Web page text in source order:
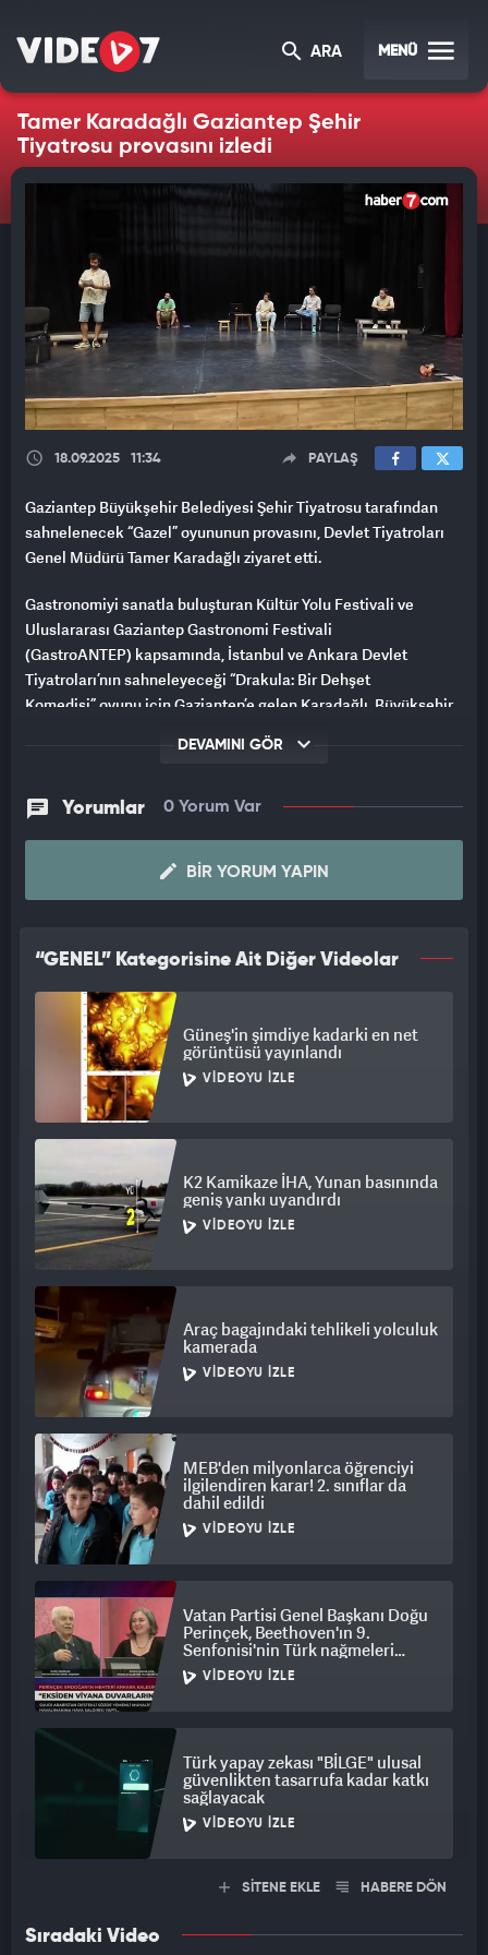
ARA MENÜ
Tamer Karadağlı Gaziantep Şehir
Tiyatrosu provasını izledi
18.09.2025 11:34 PAYLAŞ
Gaziantep Büyükşehir Belediyesi Şehir Tiyatrosu tarafından
sahnelenecek “Gazel” oyununun provasını, Devlet Tiyatroları
Genel Müdürü Tamer Karadağlı ziyaret etti.
Gastronomiyi sanatla buluşturan Kültür Yolu Festivali ve
Uluslararası Gaziantep Gastronomi Festivali
(GastroANTEP) kapsamında, İstanbul ve Ankara Devlet
Tiyatroları’nın sahneleyeceği “Drakula: Bir Dehşet
Komedisi” oyunu için Gaziantep’e gelen Karadağlı, Büyükşehir
DEVAMINI GÖR
Yorumlar 0 Yorum Var
BIR YORUM YAPIN
“GENEL” Kategorisine Ait Diğer Videolar
Güneş'in şimdiye kadarki en net
görüntüsü yayınlandı
VIDEOYU İZLE
K2 Kamikaze İHA, Yunan basınında
geniş yankı uyandırdı
VIDEOYU İZLE
Araç bagajındaki tehlikeli yolculuk
kamerada
VIDEOYU İZLE
MEB'den milyonlarca öğrenciyi
ilgilendiren karar! 2. sınıflar da
dahil edildi
VIDEOYU İZLE
Vatan Partisi Genel Başkanı Doğu
Perinçek, Beethoven'ın 9.
Senfonisi'nin Türk nağmeleri
taşığını iddia etti
VIDEOYU İZLE
Türk yapay zekası "BİLGE" ulusal
güvenlikten tasarrufa kadar katkı
sağlayacak
VIDEOYU İZLE
SİTENE EKLE HABERE DÖN
Sıradaki Video